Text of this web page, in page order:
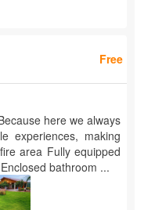
Free
here we always
experiences, making
area Fully equipped
bathroom ...